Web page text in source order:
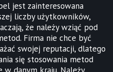
jest zainteresowana
liczby użytkowników,
że należy wziąć pod
Firma nie chce być
swojej reputacji, dlatego
się stosowania metod